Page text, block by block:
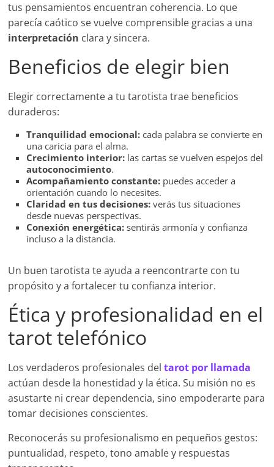
tus pensamientos encuentran coherencia. Lo que
parecía caótico se vuelve comprensible gracias a una
interpretación clara y sincera.
Beneficios de elegir bien
Elegir correctamente a tu tarotista trae beneficios
duraderos:
Tranquilidad emocional: cada palabra se convierte en
una caricia para el alma.
Crecimiento interior: las cartas se vuelven espejos del
autoconocimiento.
Acompañamiento constante: puedes acceder a
orientación cuando lo necesites.
Claridad en tus decisiones: verás tus situaciones
desde nuevas perspectivas.
Conexión energética: sentirás armonía y confianza
incluso a la distancia.
Un buen tarotista te ayuda a reencontrarte con tu
propósito y a fortalecer tu confianza interior.
Ética y profesionalidad en el
tarot telefónico
Los verdaderos profesionales deltarot por llamada
actúan desde la honestidad y la ética. Su misión no es
asustarte ni crear dependencia, sino empoderarte para
tomar decisiones conscientes.
Reconocerás su profesionalismo en pequeños gestos:
puntualidad, respeto, tono amable y respuestas